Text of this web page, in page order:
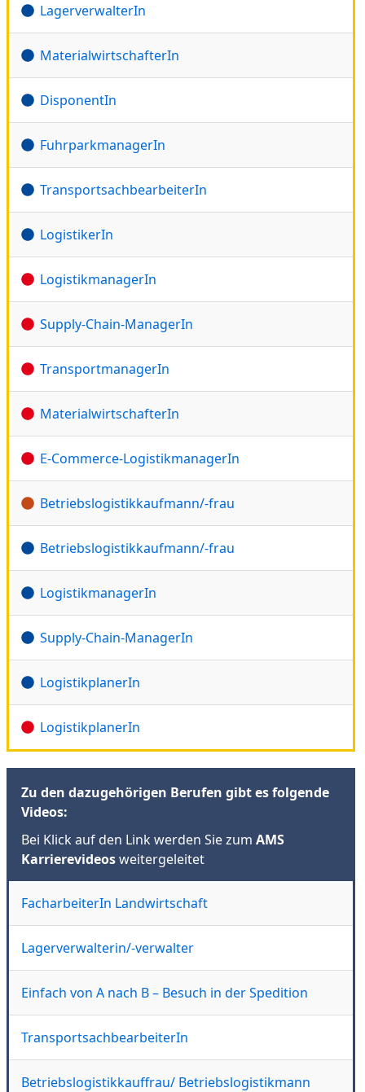
LagerverwalterIn
MaterialwirtschafterIn
DisponentIn
FuhrparkmanagerIn
TransportsachbearbeiterIn
LogistikerIn
LogistikmanagerIn
Supply-Chain-ManagerIn
TransportmanagerIn
MaterialwirtschafterIn
E-Commerce-LogistikmanagerIn
Betriebslogistikkaufmann/-frau
Betriebslogistikkaufmann/-frau
LogistikmanagerIn
Supply-Chain-ManagerIn
LogistikplanerIn
LogistikplanerIn
Zu den dazugehörigen Berufen gibt es folgende
Videos:
Bei Klick auf den Link werden Sie zum AMS
Karrierevideosweitergeleitet
FacharbeiterIn Landwirtschaft
Lagerverwalterin/-verwalter
Einfach von A nach B – Besuch in der Spedition
TransportsachbearbeiterIn
Betriebslogistikkauffrau/ Betriebslogistikmann